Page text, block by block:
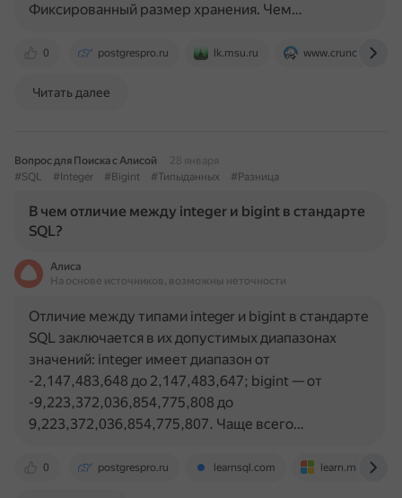
0 postgrespro.ru lk.msu.ru
Фиксированный размер хранения. Чем…
Читать далее
Вопрос для Поиска с Алисой
28 января
#SQL
#Integer #Bigint #Типыданных #Разница
В чем отличие между integer и bigint в стандарте
SQL?
Алиса
На основе источников, возможны неточности
0 postgrespro.ru learnsql.com
Отличие между типами integer и bigint в стандарте
SQL заключается в их допустимых диапазонах
значений: integer имеет диапазон от
-2,147,483,648 до 2,147,483,647; bigint — от
-9,223,372,036,854,775,808 до
9,223,372,036,854,775,807. Чаще всего…